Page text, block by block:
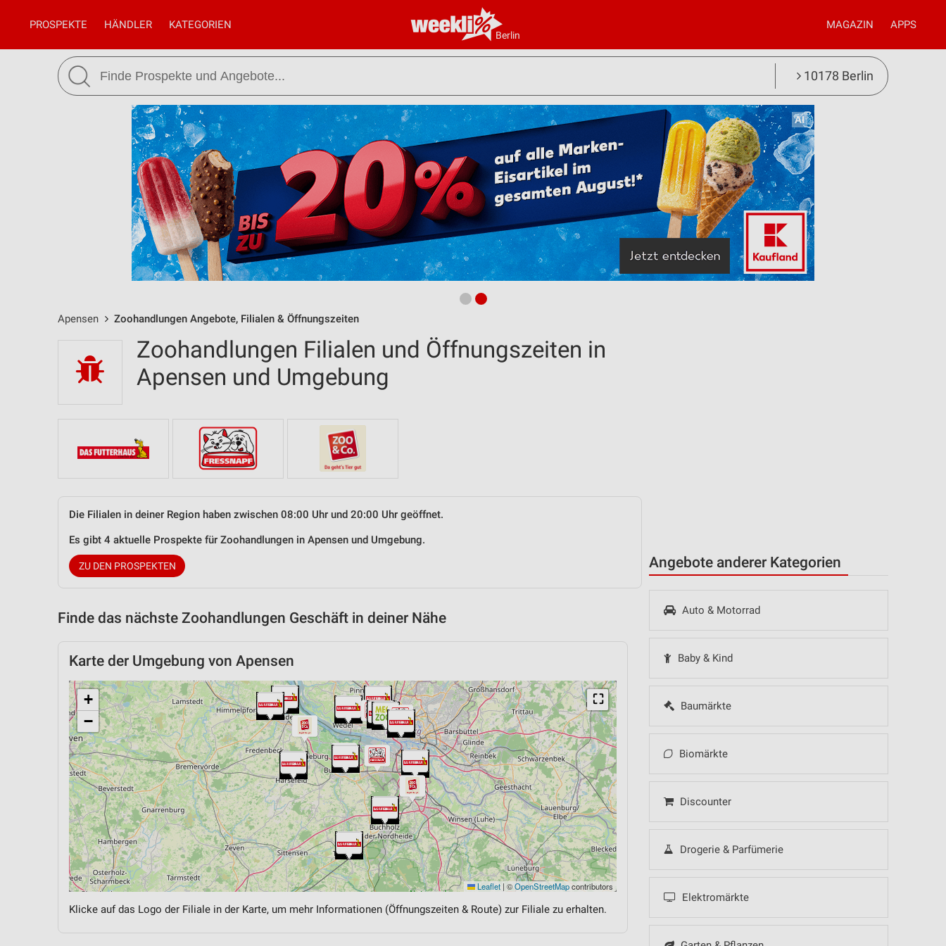
Berlin
PROSPEKTE HÄNDLER KATEGORIEN MAGAZIN APPS
10178 Berlin
Apensen Zoohandlungen Angebote, Filialen & Öffnungszeiten
Angebote anderer Kategorien
Auto & Motorrad
Baby & Kind
Baumärkte
Biomärkte
Discounter
Drogerie & Parfümerie
Elektromärkte
Zoohandlungen Filialen und Öffnungszeiten in
Apensen und Umgebung
Die Filialen in deiner Region haben zwischen 08:00 Uhr und 20:00 Uhr geöffnet.
Es gibt 4 aktuelle Prospekte für Zoohandlungen in Apensen und Umgebung.
ZU DEN PROSPEKTEN
Finde das nächste Zoohandlungen Geschäft in deiner Nähe
Karte der Umgebung von Apensen
⛶
+
−
Leaflet | ©OpenStreetMapcontributors
Klicke auf das Logo der Filiale in der Karte, um mehr Informationen (Öffnungszeiten & Route) zur Filiale zu erhalten.